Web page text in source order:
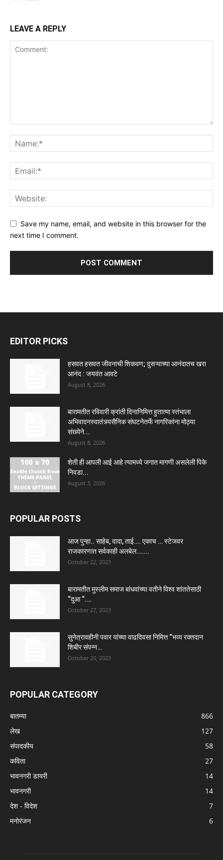
LEAVE A REPLY
Save my name, email, and website in this browser for the
next time I comment.
EDITOR PICKS
हसवत हसवत जीवनाची शिकवण; दुसऱ्याच्या आनंदातच खरा
आनंद : जयवंत आवटे
August 8, 2026
बारामतीत रविवारी क्रांती दिनानिमित्त हुतात्मा स्तंभाला
अभिवादनस्वातंत्र्यसैनिक संघटनेतर्फे नागरिकांना मोठ्या
संख्येने...
August 8, 2026
शेती ही आपली आई आहे त्यामध्ये जगात मागणी असलेली पिके
निवडा...
August 3, 2026
POPULAR POSTS
आज पुन्हा.. साहेब, दादा, ताई…. एकाच … स्टेजवर
राजकारणात सर्वकाही अलबेल…....
October 22, 2023
बारामतीत मुस्लीम समाज बांधवांच्या वतीने विश्व शांततेसाठी
“दुआ “….
October 27, 2023
सुनेत्रावहीनी पवार यांच्या वाढदिवसा निमित्त “भव्य रक्तदान
शिबीर संपन्न…
October 20, 2023
POPULAR CATEGORY
बातम्या
866
लेख
127
संपादकीय
58
कविता
27
भावनगरी डायरी
14
भावनगरी
14
देश - विदेश
7
मनोरंजन
6